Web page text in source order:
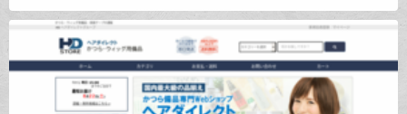
が生み出すお菓子をご提供しております！